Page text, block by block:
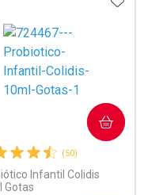
(50)
Infantil Colidis
Gotas
COMPRAR